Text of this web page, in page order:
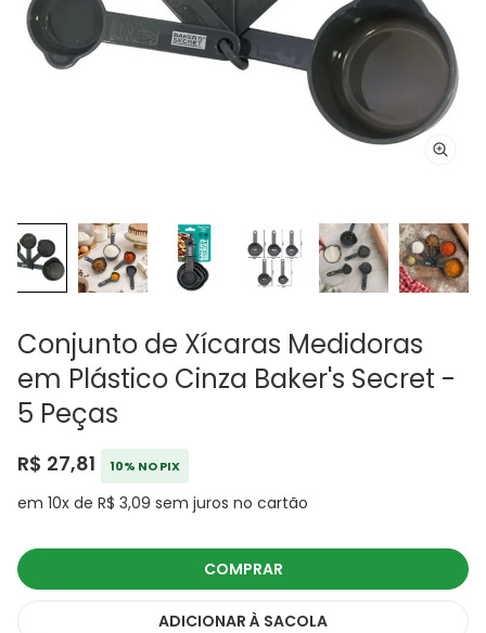
Conjunto de Xícaras Medidoras
em Plástico Cinza Baker's Secret -
5 Peças
R$ 27,81 10% NO PIX
em 10x de R$ 3,09 sem juros no cartão
COMPRAR
ADICIONAR À SACOLA